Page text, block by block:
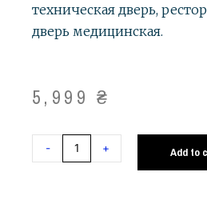
техническая дверь,
дверь медицинская.
5,999₴
- + Add to